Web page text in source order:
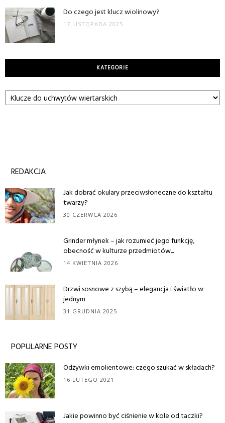
Do czego jest klucz wiolinowy?
17 LISTOPADA 2025
KATEGORIE
Kategorie
REDAKCJA
Jak dobrać okulary przeciwsłoneczne do kształtu
twarzy?
30 CZERWCA 2026
Grinder młynek – jak rozumieć jego funkcję,
obecność w kulturze przedmiotów...
14 KWIETNIA 2026
Drzwi sosnowe z szybą – elegancja i światło w
jednym
31 GRUDNIA 2025
POPULARNE POSTY
Odżywki emolientowe: czego szukać w składach?
16 LUTEGO 2021
Jakie powinno być ciśnienie w kole od taczki?